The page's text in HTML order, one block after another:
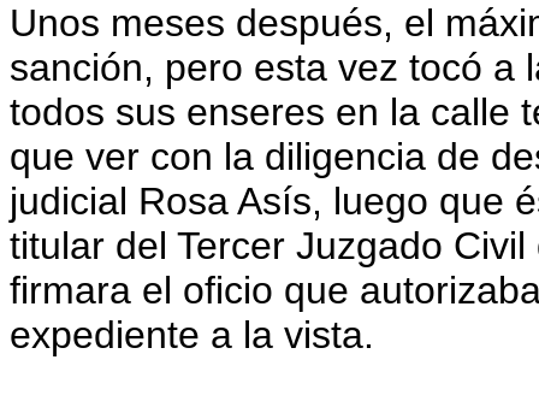
Unos meses después, el
sanción, pero esta vez tocó a
todos sus enseres en la calle
que ver con la diligencia de
judicial Rosa Asís, luego que
titular del Tercer Juzgado
firmara el oficio que
expediente a la vista.